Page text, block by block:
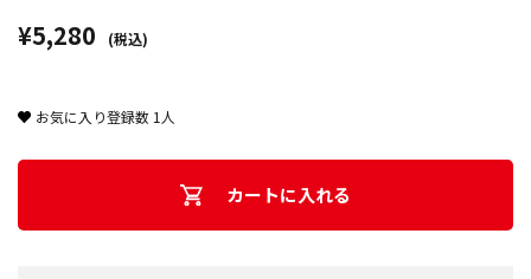
¥5,280 (税込)
お気に入り登録数 1 人
カートに入れる